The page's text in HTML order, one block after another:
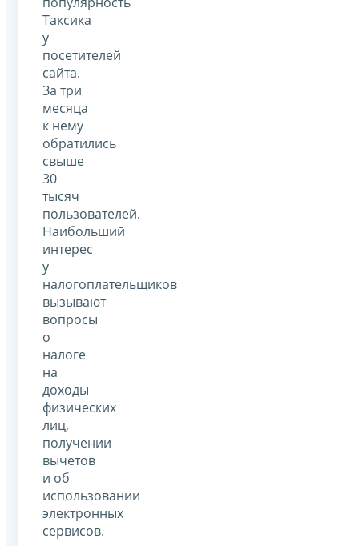
Таксика
у
посетителей
сайта.
За три
месяца
к нему
обратились
свыше
30
тысяч
пользователей.
Наибольший
интерес
у
налогоплательщиков
вызывают
вопросы
о
налоге
на
доходы
физических
лиц,
получении
вычетов
и об
использовании
электронных
сервисов.